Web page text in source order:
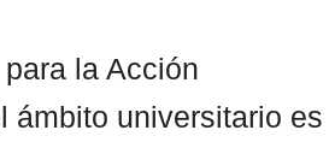
la Acción
ámbito universitario es